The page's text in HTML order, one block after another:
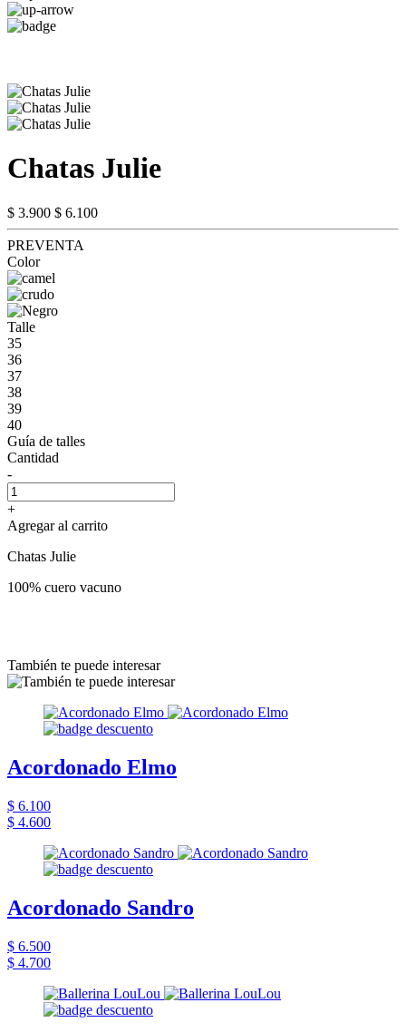
Chatas Julie
$ 3.900 $ 6.100
PREVENTA
Color
Talle
35
36
37
38
39
40
Guía de talles
Cantidad
-
+
Agregar al carrito
Chatas Julie
100% cuero vacuno
También te puede interesar
Acordonado Elmo
$ 6.100
$ 4.600
Acordonado Sandro
$ 6.500
$ 4.700